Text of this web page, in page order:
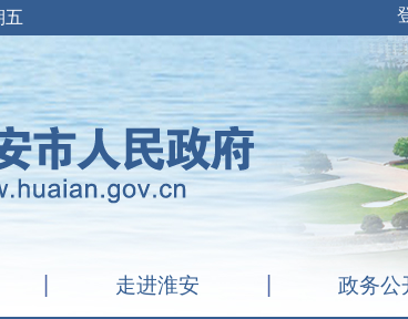
五
走进淮安 政务公